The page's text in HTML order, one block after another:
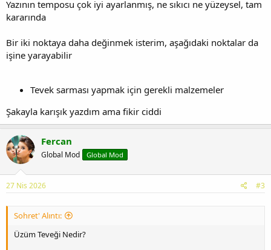
Yazının temposu çok iyi ayarlanmış, ne sıkıcı ne yüzeysel, tam
kararında
Bir iki noktaya daha değinmek isterim, aşağıdaki noktalar da
işine yarayabilir
Tevek sarması yapmak için gerekli malzemeler
Şakayla karışık yazdım ama fikir ciddi
Fercan
Global Mod Global Mod
27 Nis 2026 #3
Sohret' Alıntı:
Üzüm Teveği Nedir?